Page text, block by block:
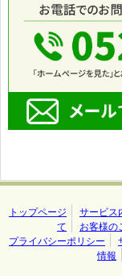
トップページ サービス
て
お客様の
プライバシーポリシー
情報